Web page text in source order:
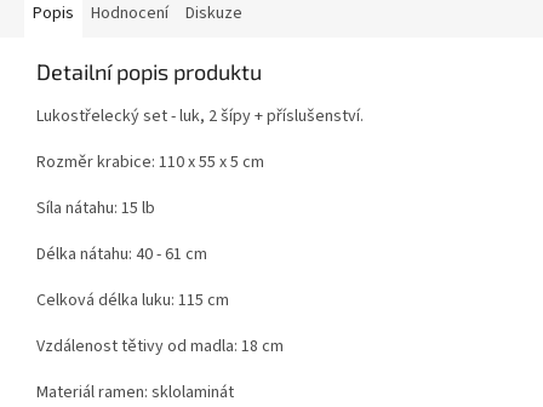
Popis Hodnocení Diskuze
Detailní popis produktu
Lukostřelecký set - luk, 2 šípy + příslušenství.
Rozměr krabice: 110 x 55 x 5 cm
Síla nátahu: 15 lb
Délka nátahu: 40 - 61 cm
Celková délka luku: 115 cm
Vzdálenost tětivy od madla: 18 cm
Materiál ramen: sklolaminát